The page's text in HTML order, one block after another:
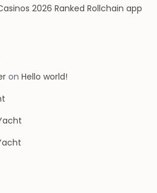
2026 Ranked Rollchain app
onHello world!